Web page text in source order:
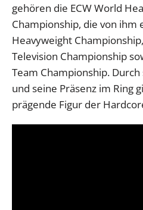
gehören die ECW World
Championship, die von ihm
Heavyweight
Television Championship
Team Championship.
und seine Präsenz im Ring
prägende Figur der